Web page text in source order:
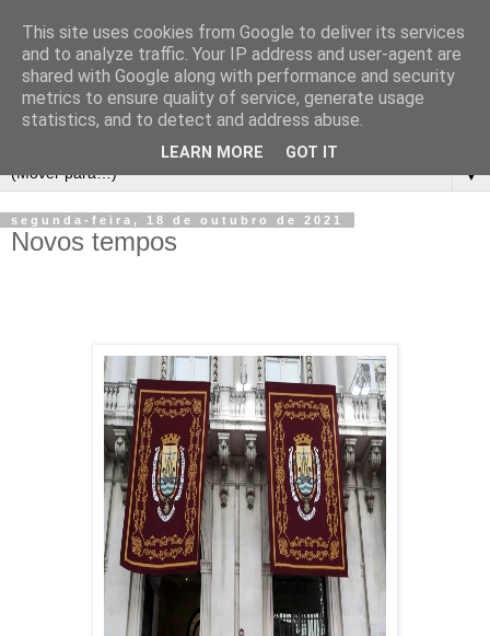
▼
segunda-feira, 18 de outubro de 2021
Novos tempos
This site uses cookies from Google to deliver its services
and to analyze traffic. Your IP address and user-agent are
shared with Google along with performance and security
metrics to ensure quality of service, generate usage
statistics, and to detect and address abuse.
LEARN MORE GOT IT